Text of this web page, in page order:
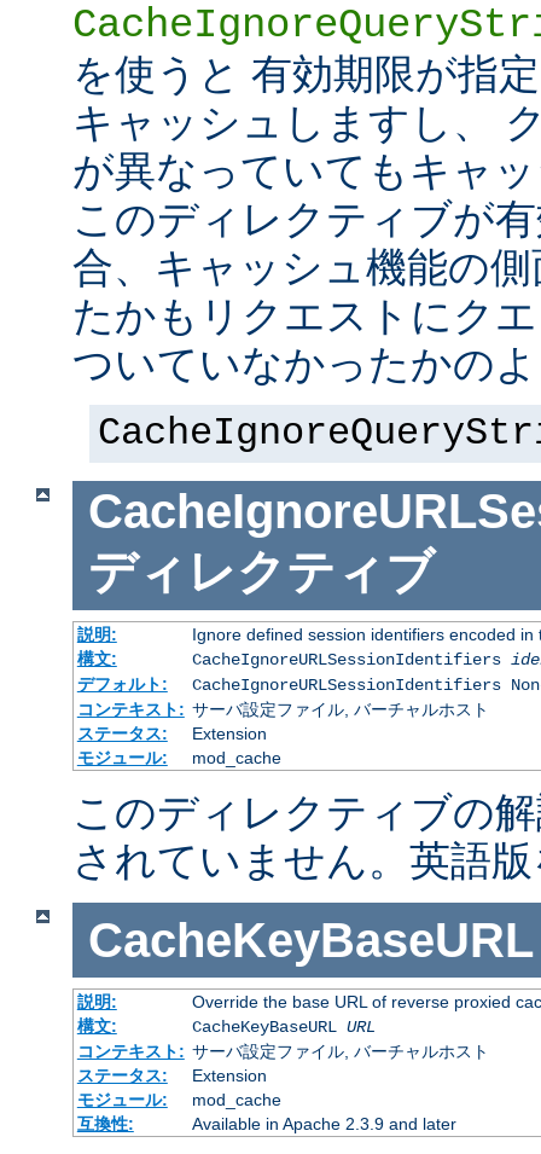
を使うと 有効期限が指
キャッシュしますし、
が異なっていてもキャ
このディレクティブが
合、キャッシュ機能の
たかもリクエストにク
ついていなかったかの
ディレクティブ
説明:
Ignore defined session identifiers encoded in
構文:
CacheIgnoreURLSessionIdentifiers
デフォルト:
CacheIgnoreURLSessionIdentifiers
コンテキスト: サーバ設定ファイル, バーチャルホスト
ステータス:
Extension
モジュール:
mod_cache
このディレクティブの
されていません。英語
CacheKeyBaseURL
説明:
Override the base URL of reverse proxied
構文:
CacheKeyBaseURL URL
コンテキスト: サーバ設定ファイル, バーチャルホスト
ステータス:
Extension
モジュール:
mod_cache
互換性:
Available in Apache 2.3.9 and later